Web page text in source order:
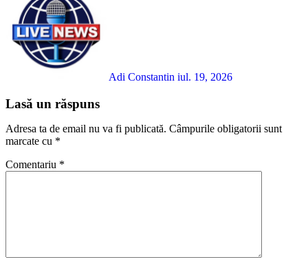
Adi Constantin iul. 19, 2026
Lasă un răspuns
Adresa ta de email nu va fi publicată. Câmpurile obligatorii sunt
marcate cu *
Comentariu *